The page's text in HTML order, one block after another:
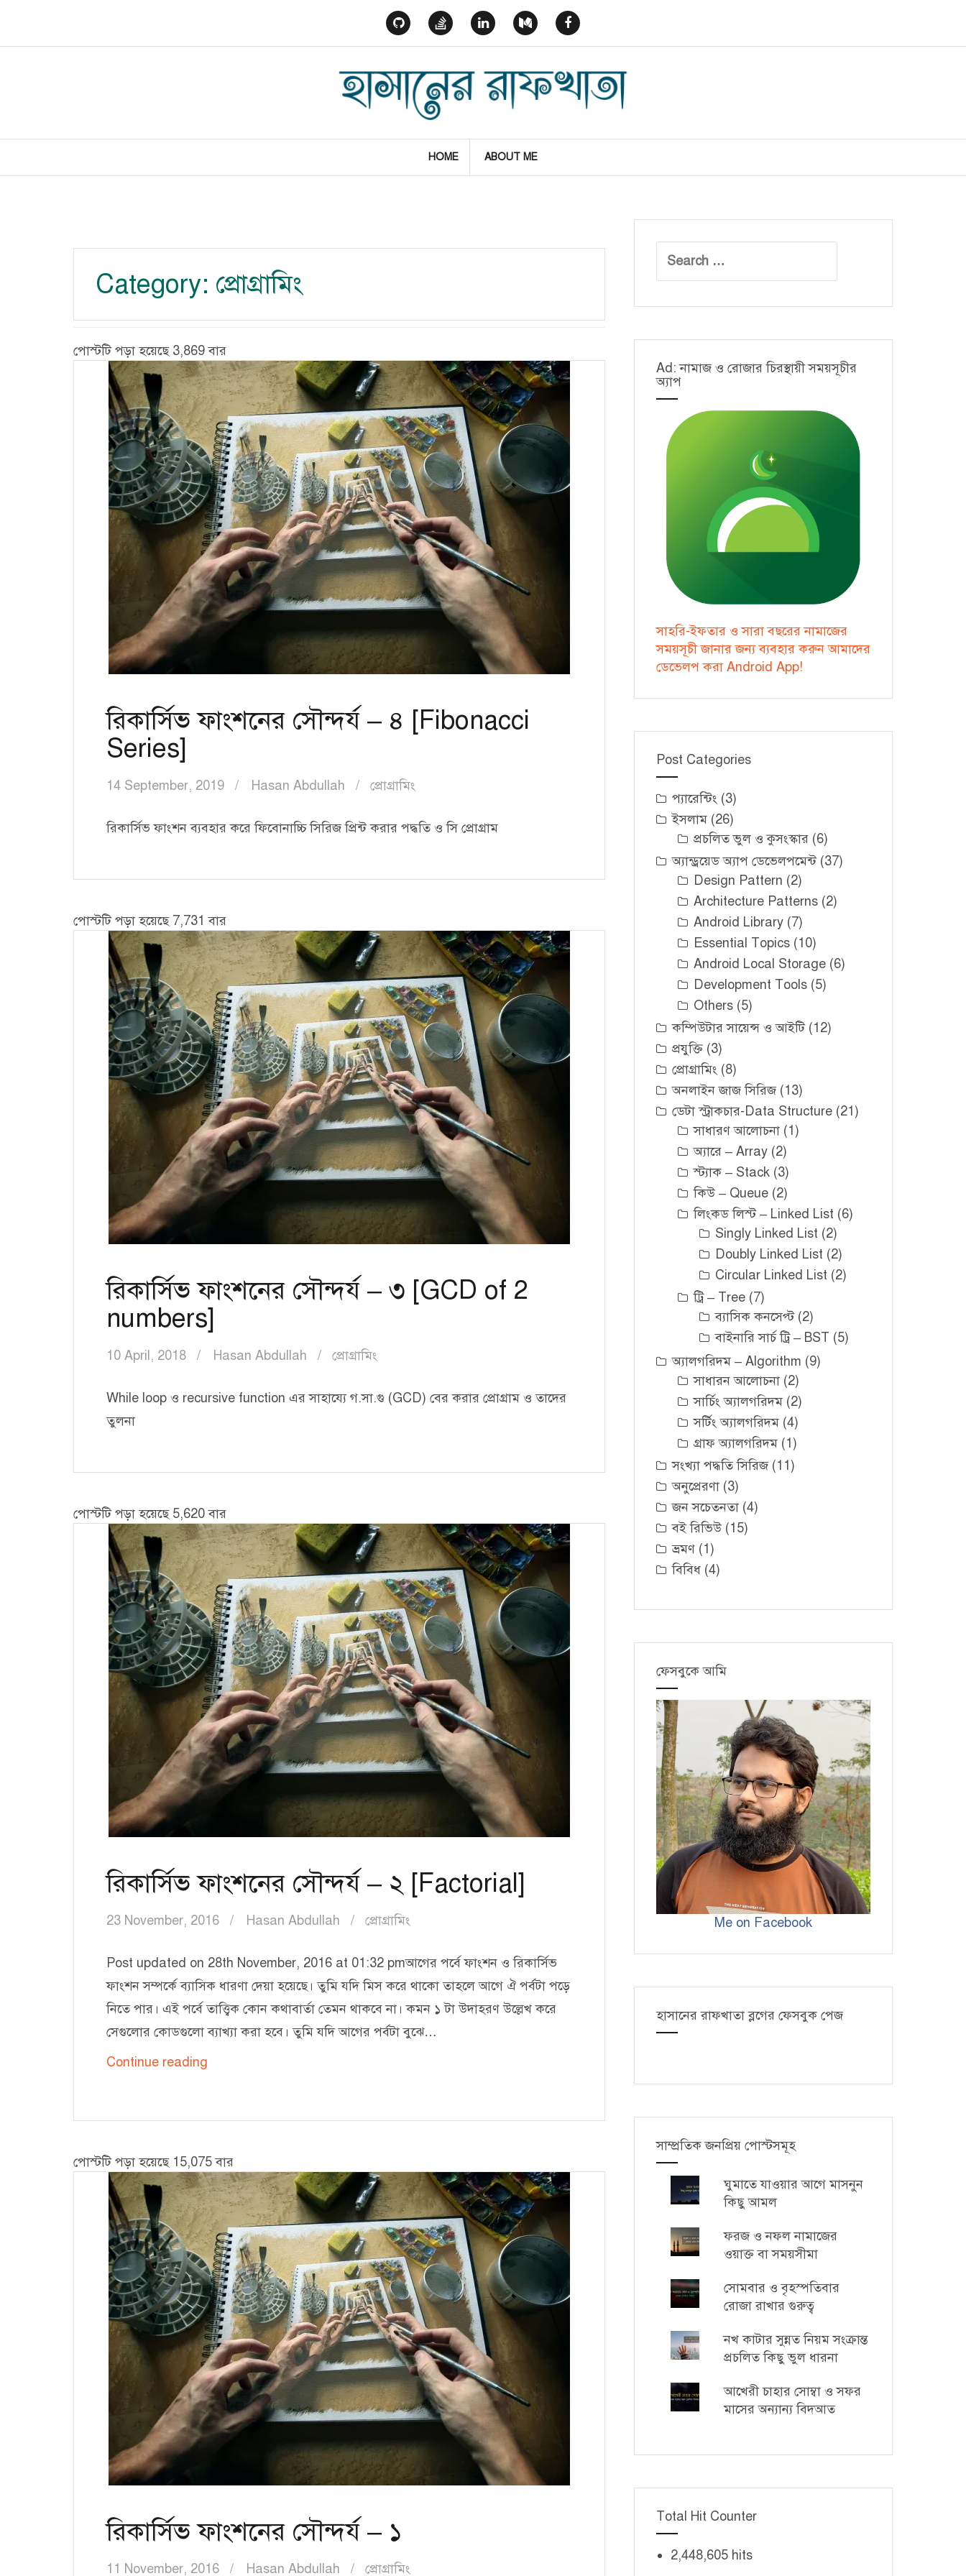
content
HOME ABOUT ME
Category: প্রোগ্রামিং
পোস্টটি পড়া হয়েছে 3,869 বার
রিকার্সিভ ফাংশনের সৌন্দর্য – ৪ [Fibonacci
Series]
14 September, 2019 Hasan Abdullah প্রোগ্রামিং
রিকার্সিভ ফাংশন ব্যবহার করে ফিবোনাচ্চি সিরিজ প্রিন্ট করার পদ্ধতি ও সি প্রোগ্রাম
পোস্টটি পড়া হয়েছে 7,731 বার
রিকার্সিভ ফাংশনের সৌন্দর্য – ৩ [GCD of 2
numbers]
10 April, 2018 Hasan Abdullah প্রোগ্রামিং
While loop ও recursive function এর সাহায্যে গ.সা.গু (GCD) বের করার প্রোগ্রাম ও তাদের
তুলনা
পোস্টটি পড়া হয়েছে 5,620 বার
রিকার্সিভ ফাংশনের সৌন্দর্য – ২ [Factorial]
23 November, 2016 Hasan Abdullah প্রোগ্রামিং
Post updated on 28th November, 2016 at 01:32 pmআগের পর্বে ফাংশন ও রিকার্সিভ
ফাংশন সম্পর্কে ব্যাসিক ধারণা দেয়া হয়েছে। তুমি যদি মিস করে থাকো তাহলে আগে ঐ পর্বটা পড়ে
নিতে পার। এই পর্বে তাত্ত্বিক কোন কথাবার্তা তেমন থাকবে না। কমন ১ টা উদাহরণ উল্লেখ করে
সেগুলোর কোডগুলো ব্যাখ্যা করা হবে। তুমি যদি আগের পর্বটা বুঝে…
Continue reading
২
[Factorial]
পোস্টটি পড়া হয়েছে 15,075 বার
রিকার্সিভ ফাংশনের সৌন্দর্য – ১
11 November, 2016 Hasan Abdullah প্রোগ্রামিং
for:
Ad: নামাজ ও রোজার চিরস্থায়ী সময়সূচীর
অ্যাপ
সাহরি-ইফতার ও সারা বছরের নামাজের
সময়সূচী জানার জন্য ব্যবহার করুন আমাদের
ডেভেলপ করা Android App!
Post Categories
প্যারেন্টিং (3)
ইসলাম (26)
প্রচলিত ভুল ও কুসংস্কার (6)
অ্যান্ড্রয়েড অ্যাপ ডেভেলপমেন্ট(37)
Design Pattern (2)
Architecture Patterns (2)
Android Library (7)
Essential Topics (10)
Android Local Storage (6)
Development Tools (5)
Others (5)
কম্পিউটার সায়েন্স ও আইটি(12)
প্রযুক্তি (3)
প্রোগ্রামিং (8)
অনলাইন জাজ সিরিজ (13)
ডেটা স্ট্রাকচার-Data Structure (21)
সাধারণ আলোচনা (1)
অ্যারে – Array (2)
স্ট্যাক – Stack (3)
কিউ – Queue (2)
লিংকড লিস্ট – Linked List (6)
Singly Linked List (2)
Doubly Linked List (2)
Circular Linked List (2)
ট্রি – Tree (7)
ব্যাসিক কনসেপ্ট(2)
বাইনারি সার্চ ট্রি – BST (5)
অ্যালগরিদম – Algorithm (9)
সাধারন আলোচনা (2)
সার্চিং অ্যালগরিদম (2)
সর্টিং অ্যালগরিদম (4)
গ্রাফ অ্যালগরিদম (1)
সংখ্যা পদ্ধতি সিরিজ (11)
অনুপ্রেরণা (3)
জন সচেতনতা (4)
বই রিভিউ (15)
ভ্রমণ (1)
বিবিধ (4)
ফেসবুকে আমি
Me on Facebook
হাসানের রাফখাতা ব্লগের ফেসবুক পেজ
সাম্প্রতিক জনপ্রিয় পোস্টসমূহ
ঘুমাতে যাওয়ার আগে মাসনুন
কিছু আমল
ফরজ ও নফল নামাজের
ওয়াক্ত বা সময়সীমা
সোমবার ও বৃহস্পতিবার
রোজা রাখার গুরুত্ব
নখ কাটার সুন্নত নিয়ম সংক্রান্ত
প্রচলিত কিছু ভুল ধারনা
আখেরী চাহার সোম্বা ও সফর
মাসের অন্যান্য বিদআত
Total Hit Counter
2,448,605 hits